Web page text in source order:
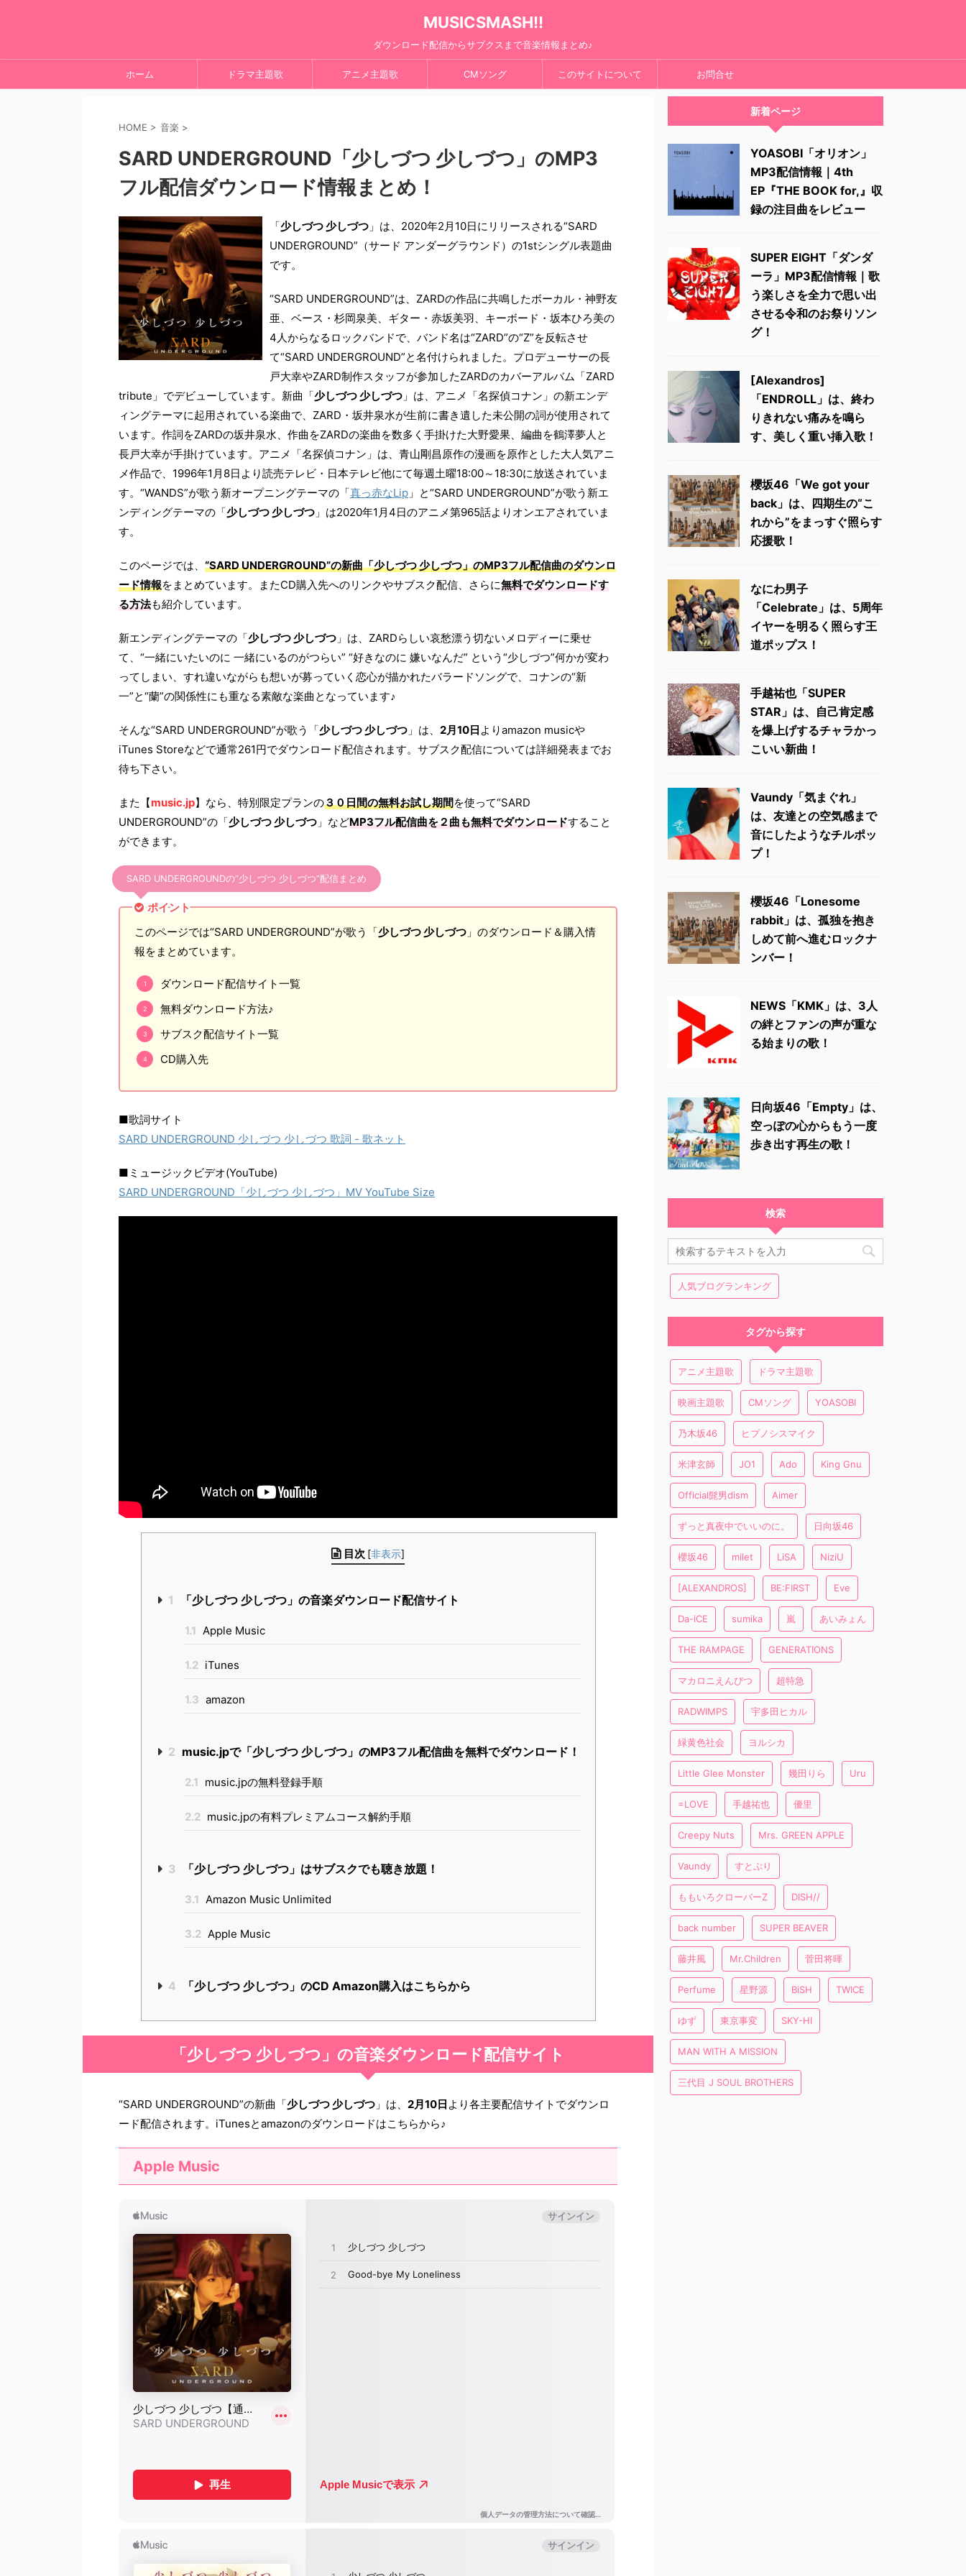
MUSICSMASH!!
ダウンロード配信からサブクスまで音楽情報まとめ♪
ホーム ドラマ主題歌 アニメ主題歌 CMソング このサイトについて お問合せ
HOME > 音楽 >
SARD UNDERGROUND「少しづつ 少しづつ」のMP3
フル配信ダウンロード情報まとめ！
「少しづつ 少しづつ 」は、2020年2月10日にリリースされる“SARD
UNDERGROUND”（サード アンダーグラウンド）の1stシングル表題曲
です。
“SARD UNDERGROUND”は、ZARDの作品に共鳴したボーカル・神野友
亜、ベース・杉岡泉美、ギター・赤坂美羽、キーボード・坂本ひろ美の
4人からなるロックバンドで、バンド名は“ZARD”の“Z”を反転させ
て“SARD UNDERGROUND”と名付けられました。プロデューサーの長
戸大幸やZARD制作スタッフが参加したZARDのカバーアルバム「ZARD
tribute」でデビューしています。新曲「少しづつ 少しづつ 」は、アニメ「名探偵コナン」の新エンデ
ィングテーマに起用されている楽曲で、ZARD・坂井泉水が生前に書き遺した未公開の詞が使用されて
います。作詞をZARDの坂井泉水、作曲をZARDの楽曲を数多く手掛けた大野愛果、編曲を鶴澤夢人と
長戸大幸が手掛けています。アニメ「名探偵コナン」は、青山剛昌原作の漫画を原作とした大人気アニ
メ作品で、1996年1月8日より読売テレビ・日本テレビ他にて毎週土曜18:00～18:30に放送されていま
す。“WANDS”が歌う新オープニングテーマの「真っ赤なLip 」と“SARD UNDERGROUND”が歌う新エ
ンディングテーマの「少しづつ 少しづつ 」は2020年1月4日のアニメ第965話よりオンエアされていま
す。
このページでは、 “SARD UNDERGROUND”の新曲「少しづつ 少しづつ」のMP3フル配信曲のダウンロ
ード情報をまとめています。またCD購入先へのリンクやサブスク配信、さらに無料でダウンロードす
る方法も紹介しています。
新エンディングテーマの「少しづつ 少しづつ 」は、ZARDらしい哀愁漂う切ないメロディーに乗せ
て、“一緒にいたいのに 一緒にいるのがつらい” “好きなのに 嫌いなんだ” という“少しづつ”何かが変わ
ってしまい、すれ違いながらも想いが募っていく恋心が描かれたバラードソングで、コナンの“新
一”と“蘭”の関係性にも重なる素敵な楽曲となっています♪
そんな“SARD UNDERGROUND”が歌う「少しづつ 少しづつ 」は、 2月10日 よりamazon musicや
iTunes Storeなどで通常261円でダウンロード配信されます。サブスク配信については詳細発表までお
待ち下さい。
また【music.jp】なら、特別限定プランの３０日間の無料お試し期間を使って“SARD
UNDERGROUND”の「少しづつ 少しづつ 」などMP3フル配信曲を２曲も無料でダウンロードすること
ができます。
SARD UNDERGROUNDの“少しづつ 少しづつ”配信まとめ
ポイント
このページでは“SARD UNDERGROUND”が歌う「少しづつ 少しづつ 」のダウンロード＆購入情
報をまとめています。
ダウンロード配信サイト一覧
無料ダウンロード方法♪
サブスク配信サイト一覧
CD購入先
■歌詞サイト
SARD UNDERGROUND 少しづつ 少しづつ 歌詞 - 歌ネット
■ミュージックビデオ(YouTube)
SARD UNDERGROUND「少しづつ 少しづつ」MV YouTube Size
目次 [非表示]
1 「少しづつ 少しづつ」の音楽ダウンロード配信サイト
1.1 Apple Music
1.2 iTunes
1.3 amazon
2 music.jpで「少しづつ 少しづつ」のMP3フル配信曲を無料でダウンロード！
2.1 music.jpの無料登録手順
2.2 music.jpの有料プレミアムコース解約手順
3 「少しづつ 少しづつ」はサブスクでも聴き放題！
3.1 Amazon Music Unlimited
3.2 Apple Music
4 「少しづつ 少しづつ」のCD Amazon購入はこちらから
「少しづつ 少しづつ」の音楽ダウンロード配信サイト
“SARD UNDERGROUND”の新曲「少しづつ 少しづつ 」は、 2月10日 より各主要配信サイトでダウンロ
ード配信されます。iTunesとamazonのダウンロードはこちらから♪
Apple Music
新着ページ
YOASOBI「オリオン」
MP3配信情報｜4th
EP『THE BOOK for,』収
録の注目曲をレビュー
SUPER EIGHT「ダンダ
ーラ」MP3配信情報｜歌
う楽しさを全力で思い出
させる令和のお祭りソン
グ！
[Alexandros]
「ENDROLL」は、終わ
りきれない痛みを鳴ら
す、美しく重い挿入歌！
櫻坂46「We got your
back」は、四期生の“こ
れから”をまっすぐ照らす
応援歌！
なにわ男子
「Celebrate」は、5周年
イヤーを明るく照らす王
道ポップス！
手越祐也「SUPER
STAR」は、自己肯定感
を爆上げするチャラかっ
こいい新曲！
Vaundy「気まぐれ」
は、友達との空気感まで
音にしたようなチルポッ
プ！
櫻坂46「Lonesome
rabbit」は、孤独を抱き
しめて前へ進むロックナ
ンバー！
NEWS「KMK」は、3人
の絆とファンの声が重な
る始まりの歌！
日向坂46「Empty」は、
空っぽの心からもう一度
歩き出す再生の歌！
検索
人気ブログランキング
タグから探す
アニメ主題歌 ドラマ主題歌
映画主題歌 CMソング YOASOBI
乃木坂46 ヒプノシスマイク
米津玄師 JO1 Ado King Gnu
Official髭男dism Aimer
ずっと真夜中でいいのに。 日向坂46
櫻坂46 milet LiSA NiziU
[ALEXANDROS] BE:FIRST Eve
Da-iCE sumika 嵐 あいみょん
THE RAMPAGE GENERATIONS
マカロニえんぴつ 超特急
RADWIMPS 宇多田ヒカル
緑黄色社会 ヨルシカ
Little Glee Monster 幾田りら Uru
=LOVE 手越祐也 優里
Creepy Nuts Mrs. GREEN APPLE
Vaundy すとぷり
ももいろクローバーZ DISH//
back number SUPER BEAVER
藤井風 Mr.Children 菅田将暉
Perfume 星野源 BiSH TWICE
ゆず 東京事変 SKY-HI
MAN WITH A MISSION
三代目 J SOUL BROTHERS